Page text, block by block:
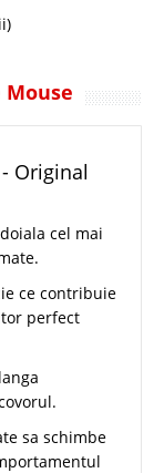
Mouse
Original
cel mai
ce contribuie
perfect
sa schimbe